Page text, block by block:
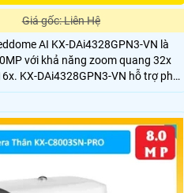
Giá gốc: Liên Hệ
AI KX-DAi4328GPN3-VN là
với khả năng zoom quang 32x
KX-DAi4328GPN3-VN hỗ trợ phát
nhận dạng người và xe (SMD 4.0),
và chuẩn bảo vệ IP67 và IK10.